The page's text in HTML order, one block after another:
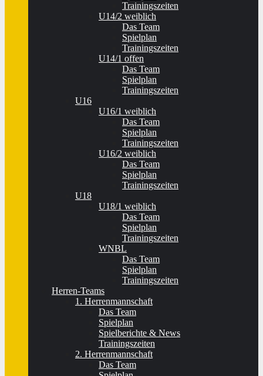
Trainingszeiten
U14/2 weiblich
Das Team
Spielplan
Trainingszeiten
U14/1 offen
Das Team
Spielplan
Trainingszeiten
U16
U16/1 weiblich
Das Team
Spielplan
Trainingszeiten
U16/2 weiblich
Das Team
Spielplan
Trainingszeiten
U18
U18/1 weiblich
Das Team
Spielplan
Trainingszeiten
WNBL
Das Team
Spielplan
Trainingszeiten
Herren-Teams
1. Herrenmannschaft
Das Team
Spielplan
Spielberichte & News
Trainingszeiten
2. Herrenmannschaft
Das Team